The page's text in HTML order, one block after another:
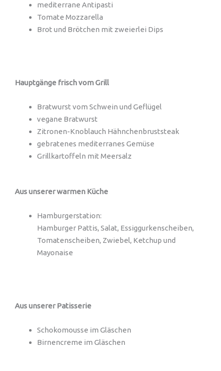
mediterrane Antipasti
Tomate Mozzarella
Brot und Brötchen mit zweierlei Dips
Hauptgänge frisch vom Grill
Bratwurst vom Schwein und Geflügel
vegane Bratwurst
Zitronen-Knoblauch Hähnchenbruststeak
gebratenes mediterranes Gemüse
Grillkartoffeln mit Meersalz
Aus unserer warmen Küche
Hamburgerstation:
Hamburger Pattis, Salat, Essiggurkenscheiben,
Tomatenscheiben, Zwiebel, Ketchup und
Mayonaise
Aus unserer Patisserie
Schokomousse im Gläschen
Birnencreme im Gläschen